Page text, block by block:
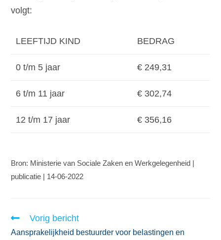
volgt:
LEEFTIJD KIND BEDRAG
0 t/m 5 jaar € 249,31
6 t/m 11 jaar € 302,74
12 t/m 17 jaar € 356,16
Bron: Ministerie van Sociale Zaken en Werkgelegenheid |
publicatie | 14-06-2022
Vorig bericht
Aansprakelijkheid bestuurder voor belastingen en